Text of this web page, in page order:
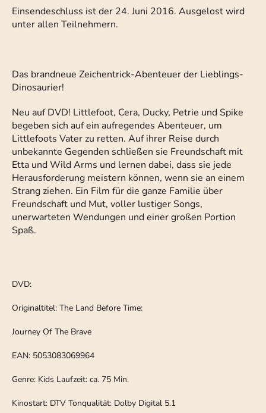
Einsendeschluss ist der 24. Juni 2016. Ausgelost wird
unter allen Teilnehmern.
Das brandneue Zeichentrick-Abenteuer der Lieblings-
Dinosaurier!
Neu auf DVD! Littlefoot, Cera, Ducky, Petrie und Spike
begeben sich auf ein aufregendes Abenteuer, um
Littlefoots Vater zu retten. Auf ihrer Reise durch
unbekannte Gegenden schließen sie Freundschaft mit
Etta und Wild Arms und lernen dabei, dass sie jede
Herausforderung meistern können, wenn sie an einem
Strang ziehen. Ein Film für die ganze Familie über
Freundschaft und Mut, voller lustiger Songs,
unerwarteten Wendungen und einer großen Portion
Spaß.
DVD:
Originaltitel: The Land Before Time:
Journey Of The Brave
EAN: 5053083069964
Genre: Kids Laufzeit: ca. 75 Min.
Kinostart: DTV Tonqualität: Dolby Digital 5.1